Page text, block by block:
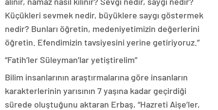
Küçükleri sevmek nedir, büyüklere saygı göstermek
nedir? Bunları öğretin, medeniyetimizin değerlerini
öğretin. Efendimizin tavsiyesini yerine getiriyoruz.”
“Fatih’ler Süleyman’lar yetiştirelim”
Bilim insanlarının araştırmalarına göre insanların
karakterlerinin yarısının 7 yaşına kadar geçirdiği
sürede oluştuğunu aktaran Erbaş, “Hazreti Aişe’ler,